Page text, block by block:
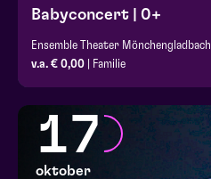
Babyconcert | 0+
Ensemble Theater Mönchengladbach
v.a. € 0,00 | Familie
17
oktober